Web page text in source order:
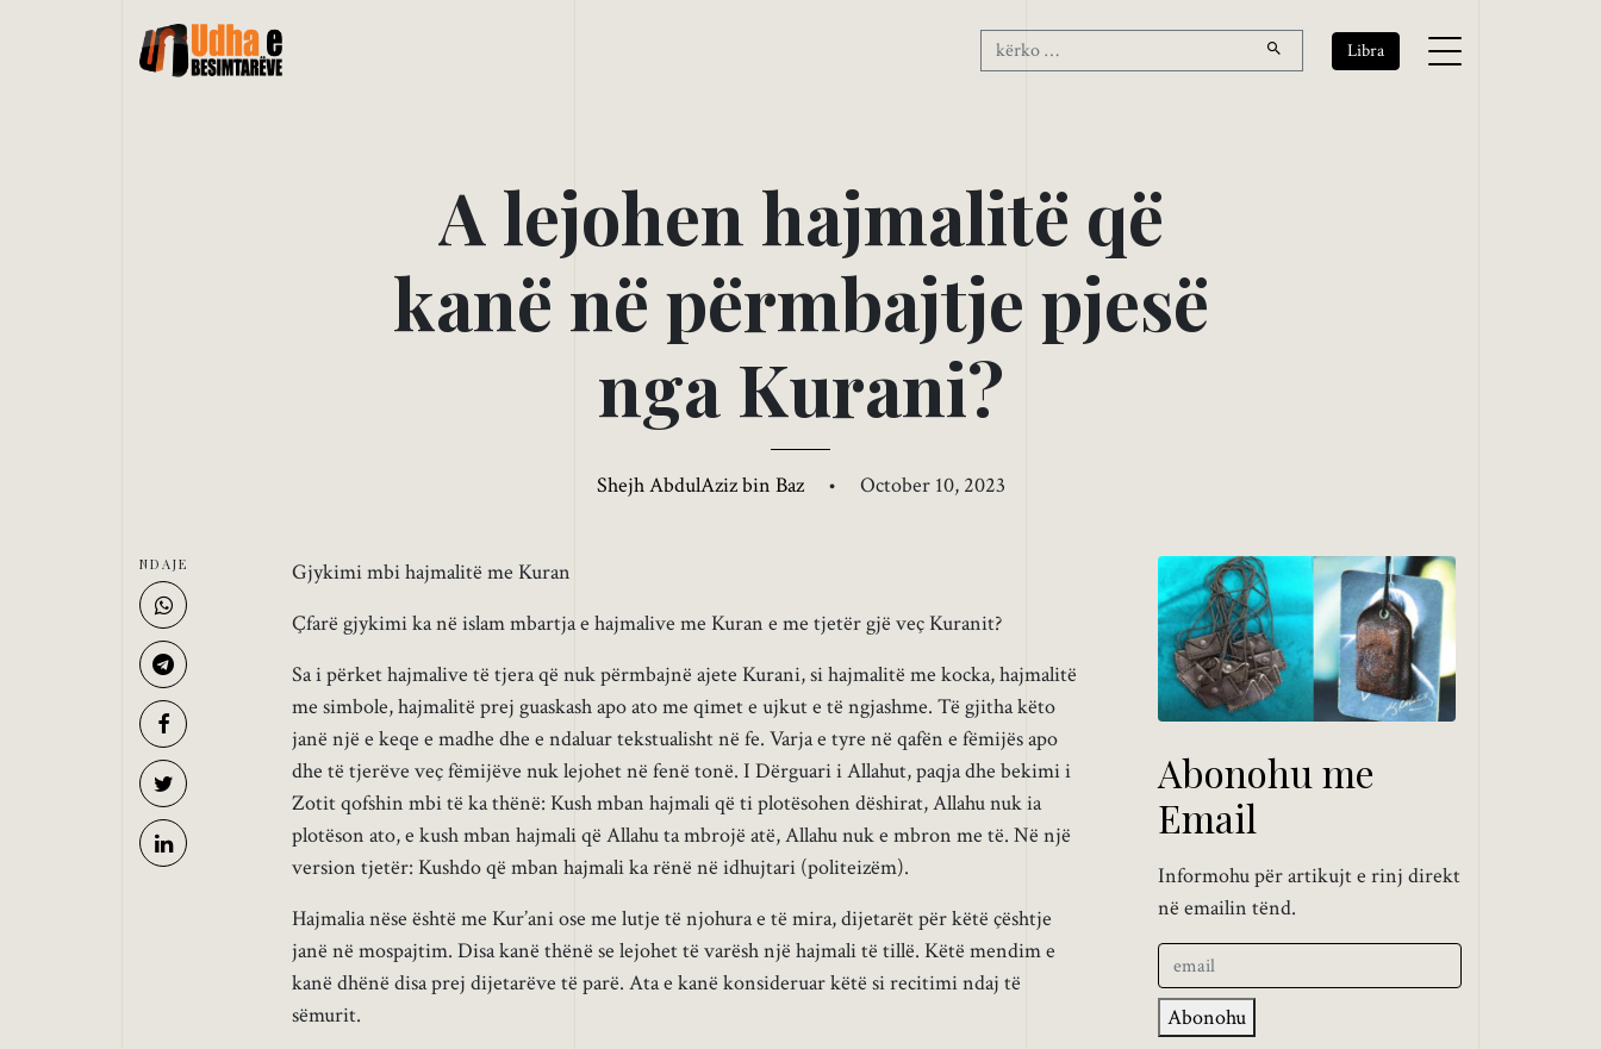
Libra
A lejohen hajmalitë që
kanë në përmbajtje pjesë
nga Kurani?
Shejh AbdulAziz bin Baz • October 10, 2023
Gjykimi mbi hajmalitë me Kuran
Çfarë gjykimi ka në islam mbartja e hajmalive me Kuran e me tjetër gjë veç Kuranit?
Sa i përket hajmalive të tjera që nuk përmbajnë ajete Kurani, si hajmalitë me kocka, hajmalitë
me simbole, hajmalitë prej guaskash apo ato me qimet e ujkut e të ngjashme. Të gjitha këto
janë një e keqe e madhe dhe e ndaluar tekstualisht në fe. Varja e tyre në qafën e fëmijës apo
dhe të tjerëve veç fëmijëve nuk lejohet në fenë tonë. I Dërguari i Allahut, paqja dhe bekimi i
Zotit qofshin mbi të ka thënë: Kush mban hajmali që ti plotësohen dëshirat, Allahu nuk ia
plotëson ato, e kush mban hajmali që Allahu ta mbrojë atë, Allahu nuk e mbron me të. Në një
version tjetër: Kushdo që mban hajmali ka rënë në idhujtari (politeizëm).
Hajmalia nëse është me Kur’ani ose me lutje të njohura e të mira, dijetarët për këtë çështje
janë në mospajtim. Disa kanë thënë se lejohet të varësh një hajmali të tillë. Këtë mendim e
kanë dhënë disa prej dijetarëve të parë. Ata e kanë konsideruar këtë si recitimi ndaj të
sëmurit.
NDAJE
Abonohu me
Email
Informohu për artikujt e rinj direkt
në emailin tënd.
Abonohu